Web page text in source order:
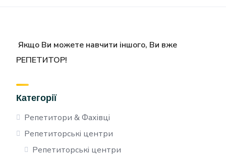
Якщо Ви можете навчити іншого, Ви вже
РЕПЕТИТОР!
Категорії
Репетитори & Фахівці
Репетиторські центри
Репетиторські центри